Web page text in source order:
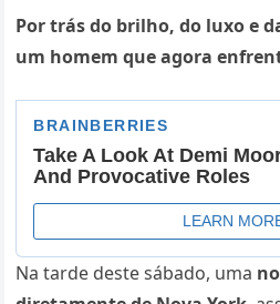
Por trás do brilho, do luxo e
um homem que agora
Na tarde deste sábado, uma